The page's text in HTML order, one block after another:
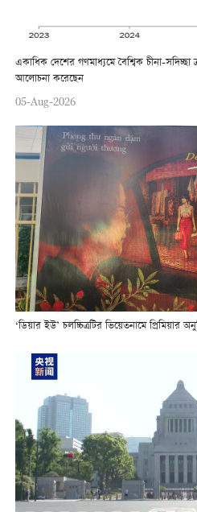
একাধিক দেশের গণমাধ্যমে বৈশ্বিক চীনা-সদিচ্ছা
আলোচনা করেছেন
05-Aug-2026
‘ডিয়ার ইউ’ চলচ্চিত্রটির ভিয়েতনামে প্রিমিয়ার